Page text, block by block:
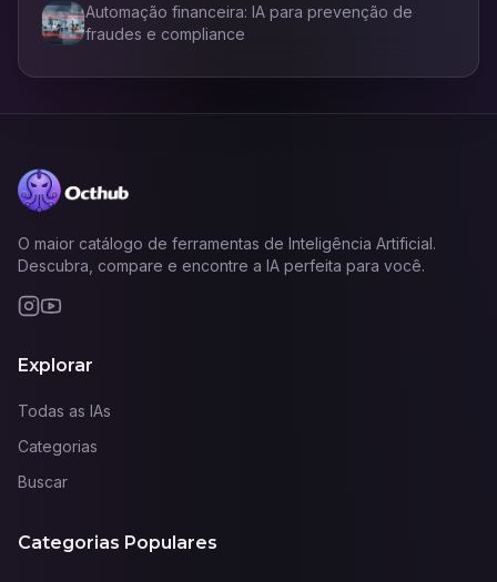
Automação financeira: IA para prevenção de
fraudes e compliance
O maior catálogo de ferramentas de Inteligência Artificial.
Descubra, compare e encontre a IA perfeita para você.
Explorar
Todas as IAs
Categorias
Buscar
Categorias Populares